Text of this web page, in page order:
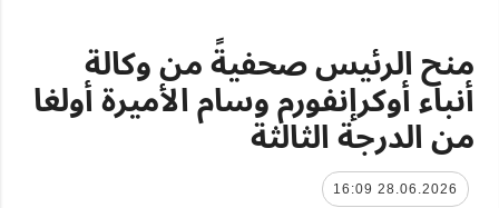
منح الرئيس صحفيةً من وكالة
أنباء أوكرإنفورم وسام الأميرة أولغا
من الدرجة الثالثة
28.06.2026 16:09